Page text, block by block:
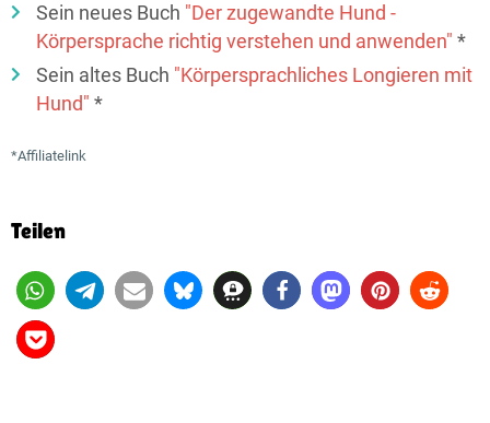
Sein neues Buch "Der zugewandte Hund -
Körpersprache richtig verstehen und anwenden" *
Sein altes Buch "Körpersprachliches Longieren mit
Hund" *
*Affiliatelink
Teilen